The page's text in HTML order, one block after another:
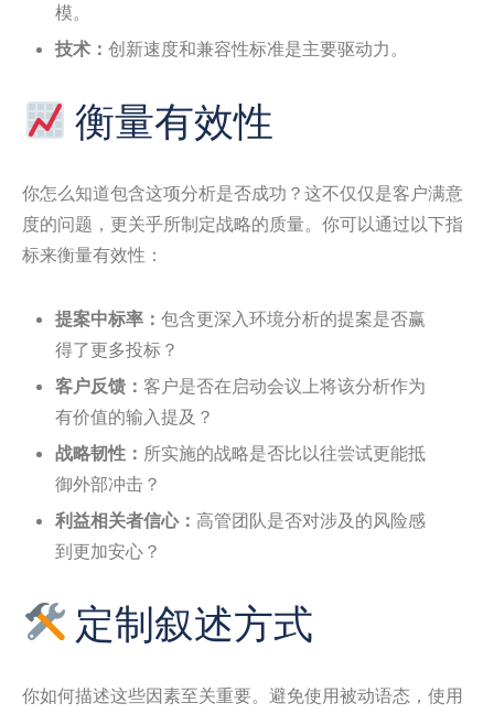
模。
技术： 创新速度和兼容性标准是主要驱动力。
衡量有效性
你怎么知道包含这项分析是否成功？这不仅仅是客户满意
度的问题，更关乎所制定战略的质量。你可以通过以下指
标来衡量有效性：
提案中标率： 包含更深入环境分析的提案是否赢
得了更多投标？
客户反馈： 客户是否在启动会议上将该分析作为
有价值的输入提及？
战略韧性： 所实施的战略是否比以往尝试更能抵
御外部冲击？
利益相关者信心： 高管团队是否对涉及的风险感
到更加安心？
定制叙述方式
你如何描述这些因素至关重要。避免使用被动语态，使用